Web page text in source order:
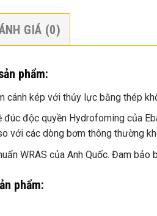
GIÁ (0)
phẩm:
cánh kép với thủy lực bằng thép
đúc độc quyền Hydrofoming của
với các dòng bơm thông thường
WRAS của Anh Quốc. Đam
phẩm: